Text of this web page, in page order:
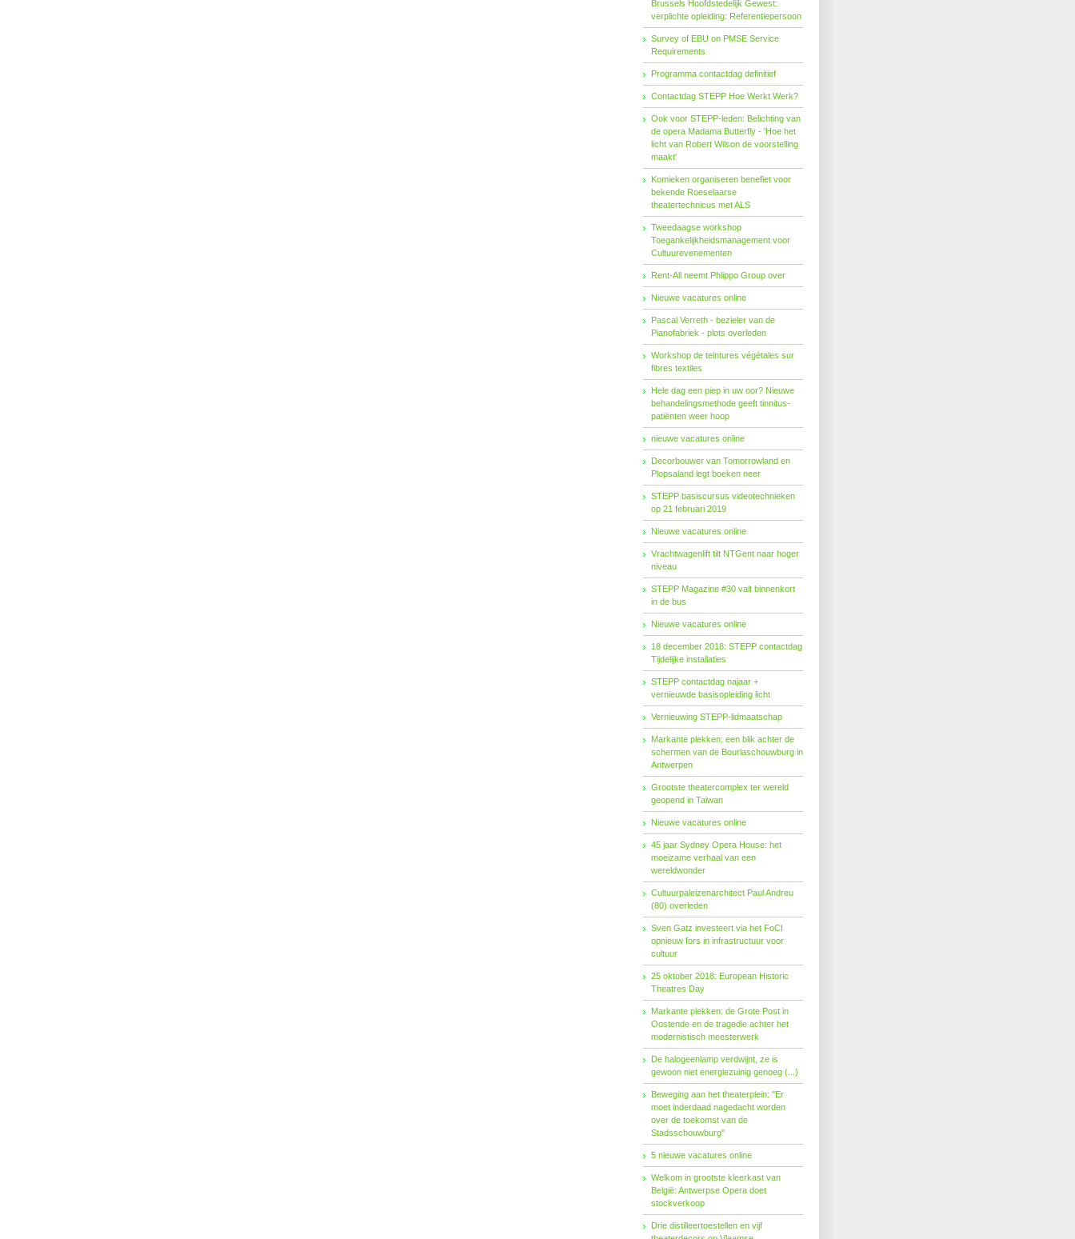
Brussels Hoofdstedelijk Gewest:
verplichte opleiding: Referentiepersoon
Survey of EBU on PMSE Service
Requirements
Programma contactdag definitief
Contactdag STEPP Hoe Werkt Werk?
Ook voor STEPP-leden: Belichting van
de opera Madama Butterfly - 'Hoe het
licht van Robert Wilson de voorstelling
maakt'
Komieken organiseren benefiet voor
bekende Roeselaarse
theatertechnicus met ALS
Tweedaagse workshop
Toegankelijkheidsmanagement voor
Cultuurevenementen
Rent-All neemt Phlippo Group over
Nieuwe vacatures online
Pascal Verreth - bezieler van de
Pianofabriek - plots overleden
Workshop de teintures végétales sur
fibres textiles
Hele dag een piep in uw oor? Nieuwe
behandelings­methode geeft tinnitus-
patiënten weer hoop
nieuwe vacatures online
Decorbouwer van Tomorrowland en
Plopsaland legt boeken neer
STEPP basiscursus videotechnieken
op 21 februari 2019
Nieuwe vacatures online
Vrachtwagenlift tilt NTGent naar hoger
niveau
STEPP Magazine #30 valt binnenkort
in de bus
Nieuwe vacatures online
18 december 2018: STEPP contactdag
Tijdelijke installaties
STEPP contactdag najaar +
vernieuwde basisopleiding licht
Vernieuwing STEPP-lidmaatschap
Markante plekken: een blik achter de
schermen van de Bourlaschouwburg in
Antwerpen
Grootste theatercomplex ter wereld
geopend in Taiwan
Nieuwe vacatures online
45 jaar Sydney Opera House: het
moeizame verhaal van een
wereldwonder
Cultuurpaleizenarchitect Paul Andreu
(80) overleden
Sven Gatz investeert via het FoCI
opnieuw fors in infrastructuur voor
cultuur
25 oktober 2018: European Historic
Theatres Day
Markante plekken: de Grote Post in
Oostende en de tragedie achter het
modernistisch meesterwerk
De halogeenlamp verdwijnt, ze is
gewoon niet energiezuinig genoeg (...)
Beweging aan het theaterplein: ''Er
moet inderdaad nagedacht worden
over de toekomst van de
Stadsschouwburg''
5 nieuwe vacatures online
Welkom in grootste kleerkast van
België: Antwerpse Opera doet
stockverkoop
Drie distilleertoestellen en vijf